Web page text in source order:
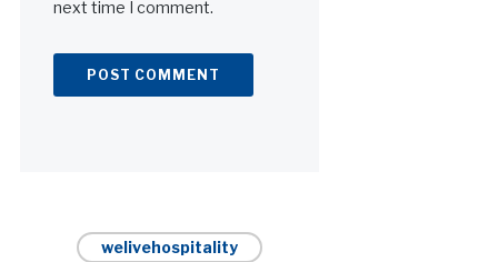
next time I comment.
welivehospitality